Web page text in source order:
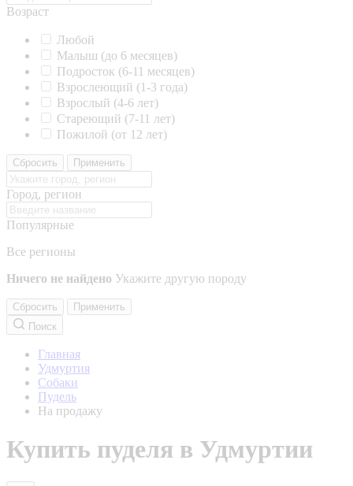
Возраст
Любой
Малыш (до 6 месяцев)
Подросток (6-11 месяцев)
Взрослеющий (1-3 года)
Взрослый (4-6 лет)
Стареющий (7-11 лет)
Пожилой (от 12 лет)
Сбросить Применить
Город, регион
Популярные
Все регионы
Ничего не найдено Укажите другую породу
Сбросить
Применить
Поиск
Главная
Удмуртия
Собаки
Пудель
На продажу
Купить пуделя в Удмуртии